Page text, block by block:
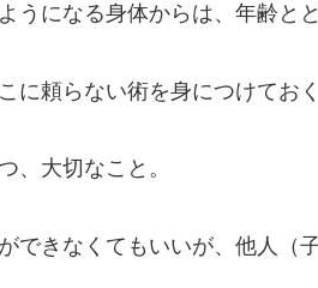
うになる身体からは、年齢と
に頼らない術を身につけてお
、大切なこと。
できなくてもいいが、他人（